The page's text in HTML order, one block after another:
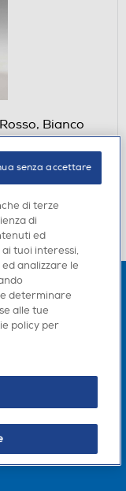
Bianco
di terze
di
ed
tuoi interessi,
analizzare le
determinare
alle tue
policy per
senza accettare